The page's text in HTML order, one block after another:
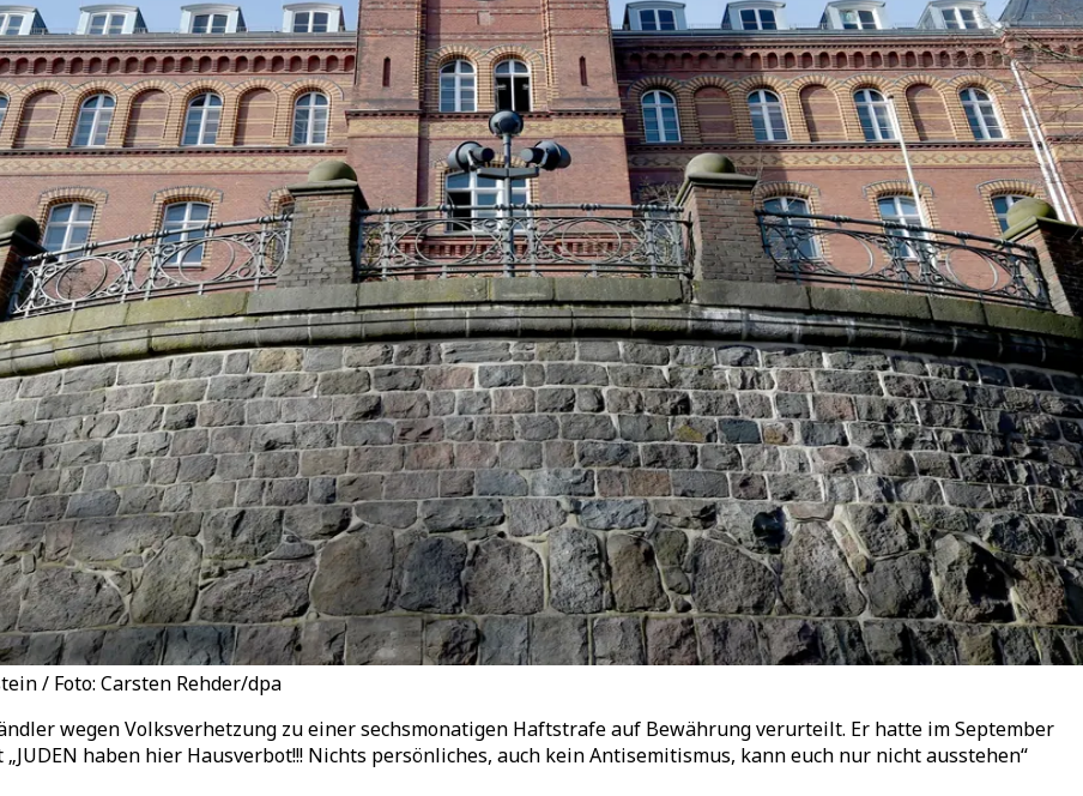
/ Foto: Carsten Rehder/dpa
wegen Volksverhetzung zu einer sechsmonatigen Haftstrafe auf Bewährung verurteilt. Er hatte im September
haben hier Hausverbot!!! Nichts persönliches, auch kein Antisemitismus, kann euch nur nicht ausstehen“